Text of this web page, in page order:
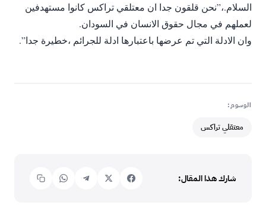
السلام.،”نحن قلقون جدا ان معتلقي تراكس كانوا مستهدفين
لعملهم في مجال حقوق الانسان في السودان.
وان الادلة التي تم عرضها باعتبارها ادلة للجرائم ،خطيرة جدا”.
الوسوم:
معتقلي تراكس
شارك هذا المقال: